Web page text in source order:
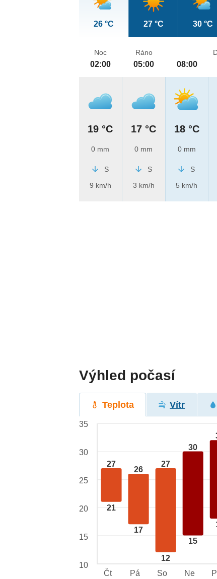
26 °C 27 °C 30 °C
Noc
02:00
19 °C
0 mm
S
9 km/h
Ráno
05:00
17 °C
0 mm
S
3 km/h
08:00
18 °C
0 mm
S
5 km/h
Výhled počasí
Teplota Vítr
27
21
26
17
27
12
30
15
35
30
25
20
15
10
Čt
Pá So Ne